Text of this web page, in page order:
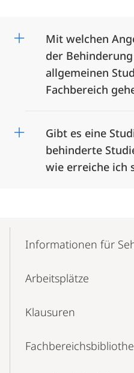
Mit welchen
der
allgemeinen
Fachbereich
Gibt es eine
behinderte
wie erreiche ich
NavigationInformationen für
Arbeitsplätze
Klausuren